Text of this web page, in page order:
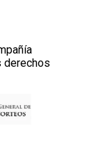
derechos